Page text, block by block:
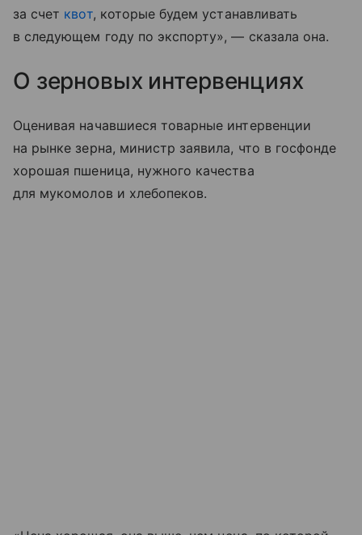
за счет квот, которые будем устанавливать
в следующем году по экспорту», — сказала она.
О зерновых интервенциях
Оценивая начавшиеся товарные интервенции
на рынке зерна, министр заявила, что в госфонде
хорошая пшеница, нужного качества
для мукомолов и хлебопеков.